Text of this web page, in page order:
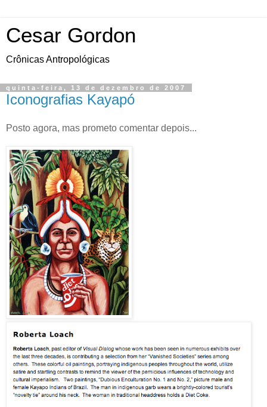
Cesar Gordon
Crônicas Antropológicas
quinta-feira, 13 de dezembro de 2007
Iconografias Kayapó
Posto agora, mas prometo comentar depois...